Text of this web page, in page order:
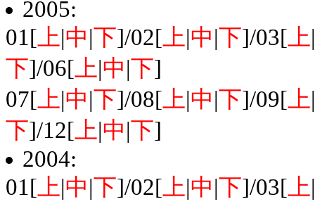
2005:
01[ 上|中|下]/02[ 上|中|下]/03[ 上|
下]/06[ 上|中|下]
07[ 上|中|下]/08[ 上|中|下]/09[ 上|
下]/12[ 上|中|下]
2004:
01[ 上|中|下]/02[ 上|中|下]/03[ 上|